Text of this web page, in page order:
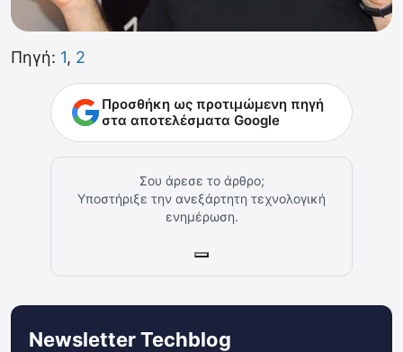
Πηγή: 1, 2
Προσθήκη ως προτιμώμενη πηγή
στα αποτελέσματα Google
Σου άρεσε το άρθρο;
Υποστήριξε την ανεξάρτητη τεχνολογική
ενημέρωση.
Newsletter Techblog